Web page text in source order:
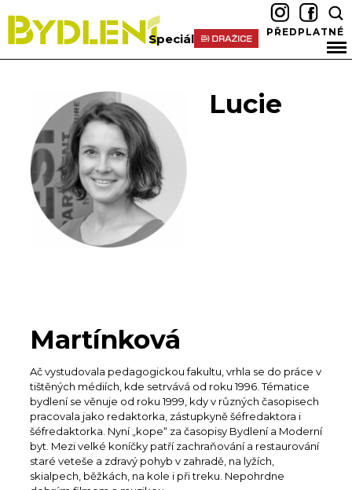
Speciál PŘEDPLATNÉ
Lucie
Martínková
Ač vystudovala pedagogickou fakultu, vrhla se do práce v
tištěných médiích, kde setrvává od roku 1996. Tématice
bydlení se věnuje od roku 1999, kdy v různých časopisech
pracovala jako redaktorka, zástupkyně šéfredaktora i
šéfredaktorka. Nyní „kope“ za časopisy Bydlení a Moderní
byt. Mezi velké koníčky patří zachraňování a restaurování
staré veteše a zdravý pohyb v zahradě, na lyžích,
skialpech, běžkách, na kole i při treku. Nepohrdne